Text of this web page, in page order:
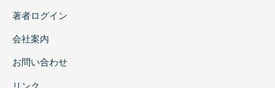
著者ログイン
会社案内
お問い合わせ
リンク